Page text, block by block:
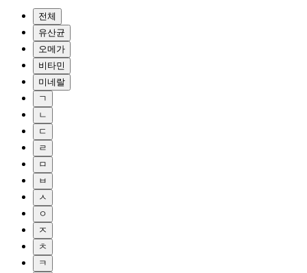
전체
유산균
오메가
비타민
미네랄
ㄱ
ㄴ
ㄷ
ㄹ
ㅁ
ㅂ
ㅅ
ㅇ
ㅈ
ㅊ
ㅋ